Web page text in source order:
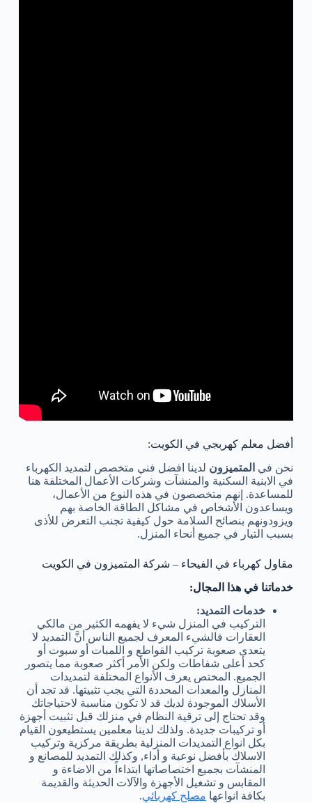
أفضل معلم كهربجي في الكويت:
نحن في المتميزون لدينا افضل فني متخصص لتمديد الكهرباء
في الابنية السكنية والمنشآت وشركات الأعمال المختلفة هنا
للمساعدة. إنهم متخصصون في هذه النوع من الأعمال،
ويساعدون الأشخاص في مشاكل الطاقة الخاصة بهم
ويزودونهم بنصائح السلامة حول كيفية تجنب التعرض للأذى
بسبب التيار في جميع أنحاء المنزل.
مقاول كهرباء في الفيحاء – شركة المتميزون في الكويت
خدماتنا في هذا المجال:
خدمات التمديد:
التركيب في المنزل شيء لا يفهمه الكثير من مالكي
العقارات فالشيء المعرف لجميع الناس أنَّ التمديد لا
يتعدى صعوبة تركيب القواطع و اللمبات أو سبوت أو
كحد أعلى شفاطات ولكن الأمر أكثر صعوبة مما يتصور
الجميع. المختص يعرف الأنواع المختلفة لتمديدات
المنازل والمعدات المحددة التي يجب تثبيتها. قد تجد أن
الأسلاك الموجودة لديك قد لا تكون مناسبة لاحتياجاتك
وقد تحتاج إلى ترقية النظام في منزلك قبل تثبيت أجهزة
أو تركيبات جديدة. ولذلك لدينا معلمين يستطيعون القيام
بكل انواع التمديدات المنزلية بطريقة مركزية وتركيب
الاسلاك بأفضل نوعية و أداء, وكذلك التمديد للمصانع و
المنشآت بجميع اختصاصاتها ابتداءاً من الاضاءة و
المقابس و تشغيل الأجهزة والآلات الحديثة والقديمة
بكافة انواعها مصلح كهربائي.